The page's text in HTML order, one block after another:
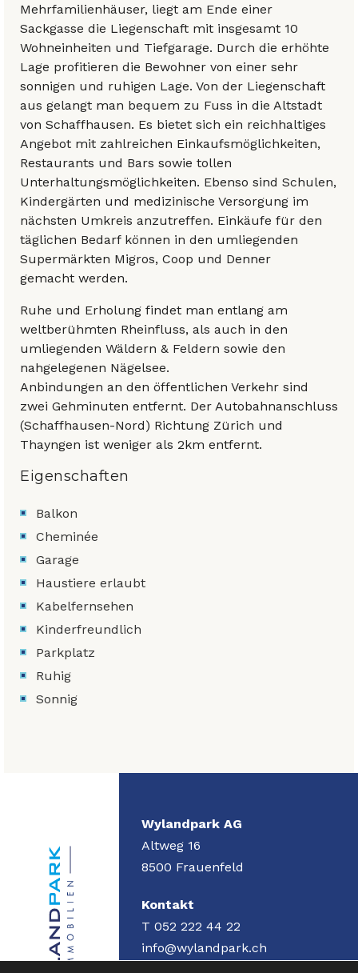
Mehrfamilienhäuser, liegt am Ende einer
Sackgasse die Liegenschaft mit insgesamt 10
Wohneinheiten und Tiefgarage. Durch die erhöhte
Lage profitieren die Bewohner von einer sehr
sonnigen und ruhigen Lage. Von der Liegenschaft
aus gelangt man bequem zu Fuss in die Altstadt
von Schaffhausen. Es bietet sich ein reichhaltiges
Angebot mit zahlreichen Einkaufsmöglichkeiten,
Restaurants und Bars sowie tollen
Unterhaltungsmöglichkeiten. Ebenso sind Schulen,
Kindergärten und medizinische Versorgung im
nächsten Umkreis anzutreffen. Einkäufe für den
täglichen Bedarf können in den umliegenden
Supermärkten Migros, Coop und Denner
gemacht werden.
Ruhe und Erholung findet man entlang am
weltberühmten Rheinfluss, als auch in den
umliegenden Wäldern & Feldern sowie den
nahgelegenen Nägelsee.
Anbindungen an den öffentlichen Verkehr sind
zwei Gehminuten entfernt. Der Autobahnanschluss
(Schaffhausen-Nord) Richtung Zürich und
Thayngen ist weniger als 2km entfernt.
Eigenschaften
Balkon
Cheminée
Garage
Haustiere erlaubt
Kabelfernsehen
Kinderfreundlich
Parkplatz
Ruhig
Sonnig
Wylandpark AG
Altweg 16
8500 Frauenfeld
Kontakt
T 052 222 44 22
info@wylandpark.ch